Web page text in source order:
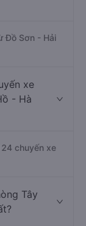
Đồ Sơn - Hải
xe
- Hà
chuyến xe
Tây